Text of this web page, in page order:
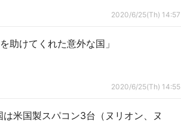
2020/6/25(Th) 14:57
助けてくれた意外な国」
2020/6/25(Th) 14:55
米国製スパコン3台（ヌリオン、ヌ